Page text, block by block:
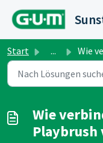
Start ... Wie verbinde
Wie
Playbrush